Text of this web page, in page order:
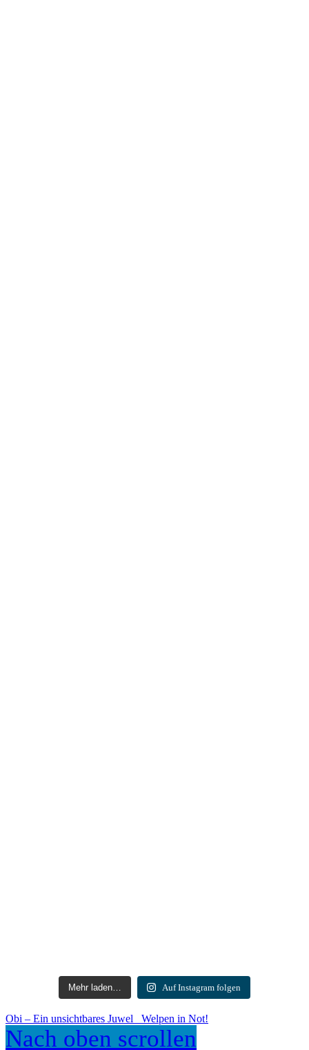
Mehr laden… Auf Instagram folgen
Obi – Ein unsichtbares Juwel Welpen in Not!
Nach oben scrollen